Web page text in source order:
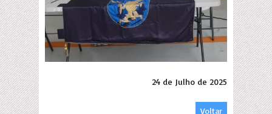
24 de Julho de 2025
Voltar